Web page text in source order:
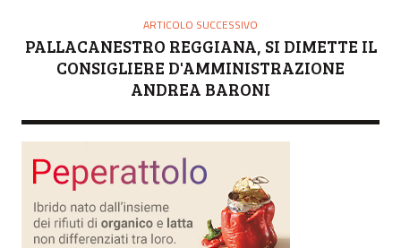
ARTICOLO SUCCESSIVO
PALLACANESTRO REGGIANA, SI DIMETTE IL
CONSIGLIERE D'AMMINISTRAZIONE
ANDREA BARONI